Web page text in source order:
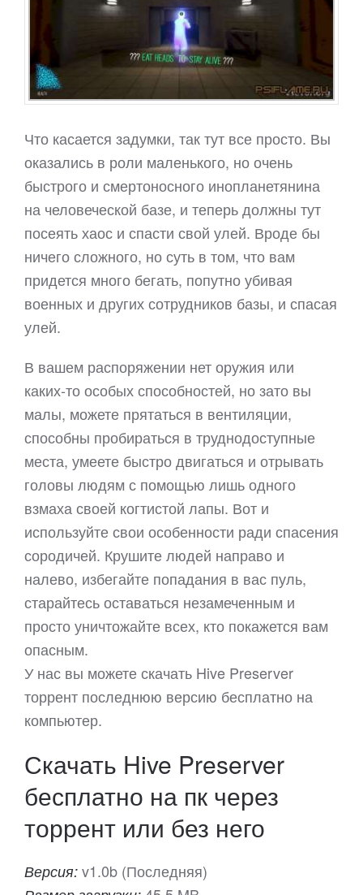
Что касается задумки, так тут все просто. Вы
оказались в роли маленького, но очень
быстрого и смертоносного инопланетянина
на человеческой базе, и теперь должны тут
посеять хаос и спасти свой улей. Вроде бы
ничего сложного, но суть в том, что вам
придется много бегать, попутно убивая
военных и других сотрудников базы, и спасая
улей.
В вашем распоряжении нет оружия или
каких-то особых способностей, но зато вы
малы, можете прятаться в вентиляции,
способны пробираться в труднодоступные
места, умеете быстро двигаться и отрывать
головы людям с помощью лишь одного
взмаха своей когтистой лапы. Вот и
используйте свои особенности ради спасения
сородичей. Крушите людей направо и
налево, избегайте попадания в вас пуль,
старайтесь оставаться незамеченным и
просто уничтожайте всех, кто покажется вам
опасным.
У нас вы можете скачать Hive Preserver
торрент последнюю версию бесплатно на
компьютер.
Скачать Hive Preserver
бесплатно на пк через
торрент или без него
Версия: v1.0b (Последняя)